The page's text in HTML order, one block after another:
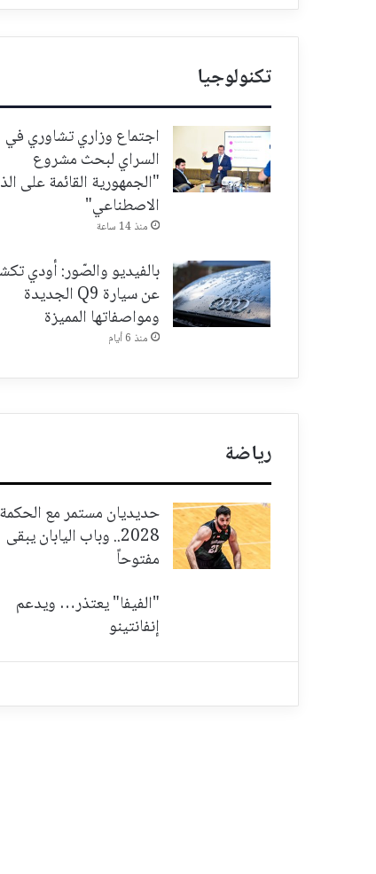
تكنولوجيا
اجتماع وزاري تشاوري في
السراي لبحث مشروع
"الجمهورية القائمة على
الاصطناعي"
منذ 14 ساعة
بالفيديو والصّور: أودي
عن سيارة Q9 الجديدة
ومواصفاتها المميزة
منذ 6 أيام
رياضة
حديديان مستمر مع
2028.. وباب اليابان يبقى
مفتوحاً
"الفيفا" يعتذر… ويدعم
إنفانتينو